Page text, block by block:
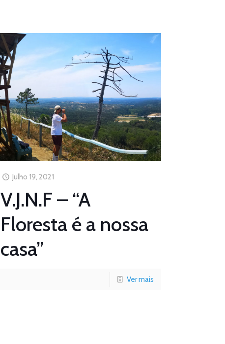
Julho 19, 2021
V.J.N.F – “A
Floresta é a nossa
casa”
Ver mais